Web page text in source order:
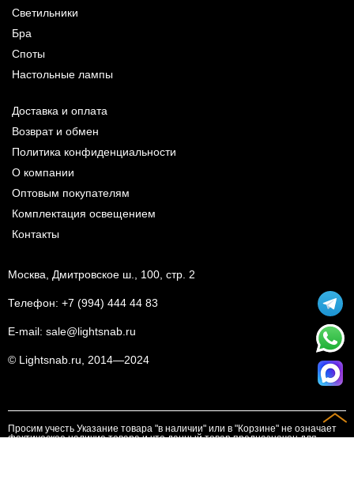
Светильники
Бра
Споты
Настольные лампы
Доставка и оплата
Возврат и обмен
Политика конфиденциальности
О компании
Оптовым покупателям
Комплектация освещением
Контакты
Москва, Дмитровское ш., 100, стр. 2
Телефон: +7 (994) 444 44 83
E-mail: sale@lightsnab.ru
© Lightsnab.ru, 2014—2024
Просим учесть Указание товара "в наличии" или в "Корзине" не означает
фактическое наличие товара и что данный товар предназначен для